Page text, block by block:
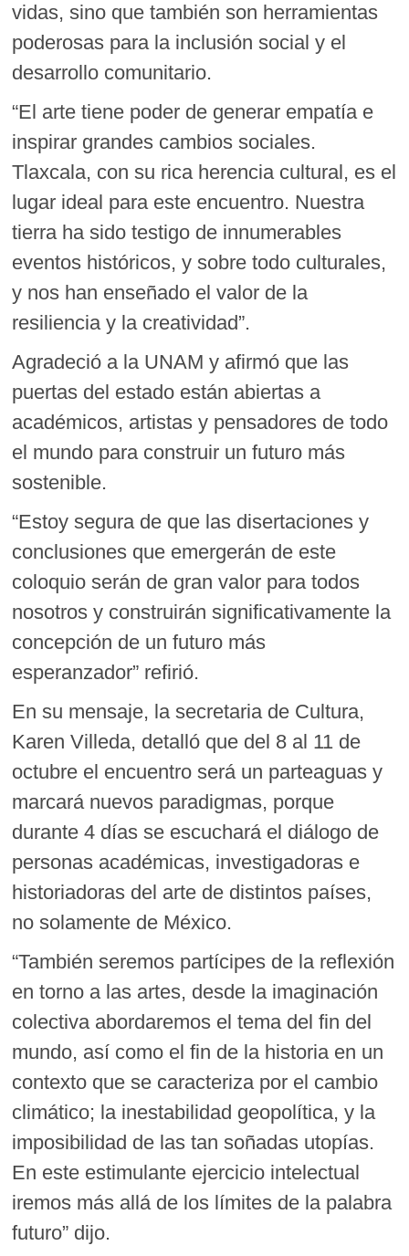
vidas, sino que también son herramientas
poderosas para la inclusión social y el
desarrollo comunitario.
“El arte tiene poder de generar empatía e
inspirar grandes cambios sociales.
Tlaxcala, con su rica herencia cultural, es el
lugar ideal para este encuentro. Nuestra
tierra ha sido testigo de innumerables
eventos históricos, y sobre todo culturales,
y nos han enseñado el valor de la
resiliencia y la creatividad”.
Agradeció a la UNAM y afirmó que las
puertas del estado están abiertas a
académicos, artistas y pensadores de todo
el mundo para construir un futuro más
sostenible.
“Estoy segura de que las disertaciones y
conclusiones que emergerán de este
coloquio serán de gran valor para todos
nosotros y construirán significativamente la
concepción de un futuro más
esperanzador” refirió.
En su mensaje, la secretaria de Cultura,
Karen Villeda, detalló que del 8 al 11 de
octubre el encuentro será un parteaguas y
marcará nuevos paradigmas, porque
durante 4 días se escuchará el diálogo de
personas académicas, investigadoras e
historiadoras del arte de distintos países,
no solamente de México.
“También seremos partícipes de la reflexión
en torno a las artes, desde la imaginación
colectiva abordaremos el tema del fin del
mundo, así como el fin de la historia en un
contexto que se caracteriza por el cambio
climático; la inestabilidad geopolítica, y la
imposibilidad de las tan soñadas utopías.
En este estimulante ejercicio intelectual
iremos más allá de los límites de la palabra
futuro” dijo.